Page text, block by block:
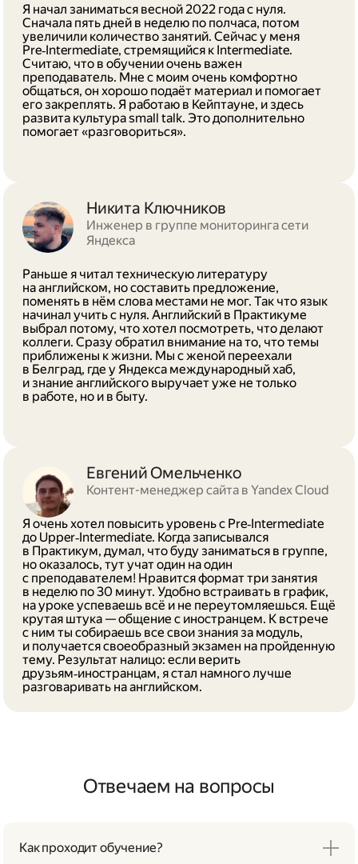
Я начал заниматься весной 2022 года с нуля.
Сначала пять дней в неделю по полчаса, потом
увеличили количество занятий. Сейчас у меня
Pre‑Intermediate, стремящийся к Intermediate.
Считаю, что в обучении очень важен
преподаватель. Мне с моим очень комфортно
общаться, он хорошо подаёт материал и помогает
его закреплять. Я работаю в Кейптауне, и здесь
развита культура small talk. Это дополнительно
помогает «разговориться».
Никита Ключников
Инженер в группе мониторинга сети
Яндекса
Раньше я читал техническую литературу
на английском, но составить предложение,
поменять в нём слова местами не мог. Так что язык
начинал учить с нуля. Английский в Практикуме
выбрал потому, что хотел посмотреть, что делают
коллеги. Сразу обратил внимание на то, что темы
приближены к жизни. Мы с женой переехали
в Белград, где у Яндекса международный хаб,
и знание английского выручает уже не только
в работе, но и в быту.
Евгений Омельченко
Контент-менеджер сайта в Yandex Cloud
Я очень хотел повысить уровень с Pre‑Intermediate
до Upper‑Intermediate. Когда записывался
в Практикум, думал, что буду заниматься в группе,
но оказалось, тут учат один на один
с преподавателем! Нравится формат три занятия
в неделю по 30 минут. Удобно встраивать в график,
на уроке успеваешь всё и не переутомляешься. Ещё
крутая штука — общение с иностранцем. К встрече
с ним ты собираешь все свои знания за модуль,
и получается своеобразный экзамен на пройденную
тему. Результат налицо: если верить
друзьям‑иностранцам, я стал намного лучше
разговаривать на английском.
Отвечаем на вопросы
Как проходит обучение?